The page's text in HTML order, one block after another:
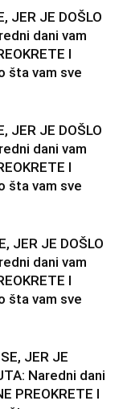
JER JE DOŠLO
dani vam
I
šta vam sve
JER JE DOŠLO
dani vam
I
šta vam sve
JER JE DOŠLO
dani vam
I
šta vam sve
JER JE
Naredni dani
PREOKRETE I